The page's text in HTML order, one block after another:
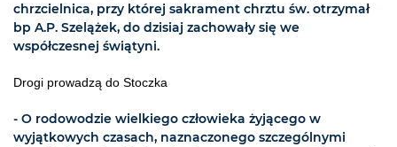
chrzcielnica, przy której sakrament chrztu św. otrzymał
bp A.P. Szelążek, do dzisiaj zachowały się we
współczesnej świątyni.
Drogi prowadzą do Stoczka
- O rodowodzie wielkiego człowieka żyjącego w
wyjątkowych czasach, naznaczonego szczególnymi